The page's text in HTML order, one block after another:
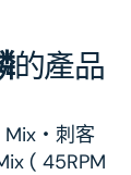
的產品